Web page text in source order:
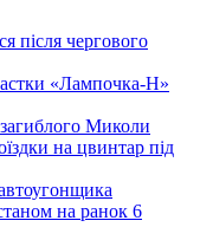
після чергового
«Лампочка-Н»
Миколи
на цвинтар під
на ранок 6